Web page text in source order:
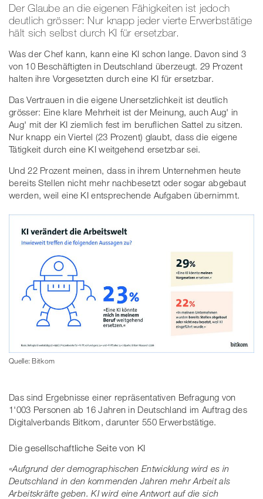
Der Glaube an die eigenen Fähigkeiten ist jedoch
deutlich grösser: Nur knapp jeder vierte Erwerbstätige
hält sich selbst durch KI für ersetzbar.
Was der Chef kann, kann eine KI schon lange. Davon sind 3
von 10 Beschäftigten in Deutschland überzeugt. 29 Prozent
halten ihre Vorgesetzten durch eine KI für ersetzbar.
Das Vertrauen in die eigene Unersetzlichkeit ist deutlich
grösser: Eine klare Mehrheit ist der Meinung, auch Aug' in
Aug' mit der KI ziemlich fest im beruflichen Sattel zu sitzen.
Nur knapp ein Viertel (23 Prozent) glaubt, dass die eigene
Tätigkeit durch eine KI weitgehend ersetzbar sei.
Und 22 Prozent meinen, dass in ihrem Unternehmen heute
bereits Stellen nicht mehr nachbesetzt oder sogar abgebaut
werden, weil eine KI entsprechende Aufgaben übernimmt.
Quelle: Bitkom
Das sind Ergebnisse einer repräsentativen Befragung von
1'003 Personen ab 16 Jahren in Deutschland im Auftrag des
Digitalverbands Bitkom, darunter 550 Erwerbstätige.
Die gesellschaftliche Seite von KI
«Aufgrund der demographischen Entwicklung wird es in
Deutschland in den kommenden Jahren mehr Arbeit als
Arbeitskräfte geben. KI wird eine Antwort auf die sich